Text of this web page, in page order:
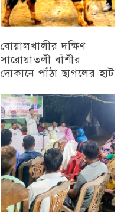
বোয়ালখালীর দক্ষিণ
সারোয়াতলী বাঁশীর
দোকানে পাঁঠা ছাগলের হাট